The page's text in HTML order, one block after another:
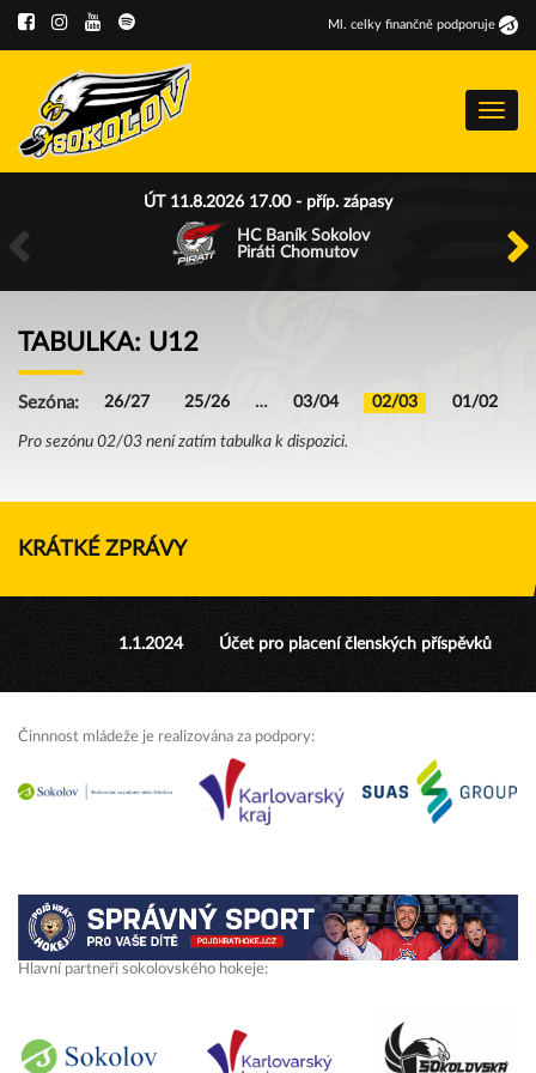
Ml . celky finančně podporuje
Menu
ÚT 11.8.2026 17.00 - příp. zápasy
HC Baník Sokolov
Piráti Chomutov
TABULKA: U12
Sezóna: 26/27 25/26 … 03/04 02/03 01/02
Pro sezónu 02/03 není zatím tabulka k dispozici.
KRÁTKÉ ZPRÁVY
1.1.2024 Účet pro placení členských příspěvků
Činnnost mládeže je realizována za podpory:
Hlavní partneři sokolovského hokeje: